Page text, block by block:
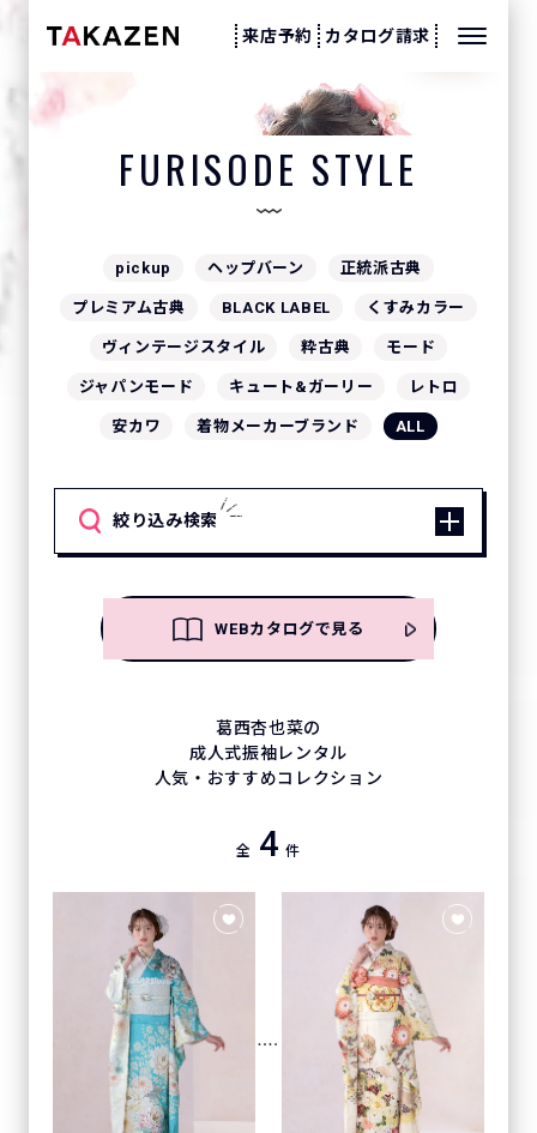
来店予約 カタログ請求
振袖スタイル
FURISODE STYLE
pickup ヘップバーン 正統派古典
プレミアム古典 BLACK LABEL くすみカラー
ヴィンテージスタイル 粋古典 モード
ジャパンモード キュート&ガーリー レトロ
安カワ 着物メーカーブランド ALL
絞り込み検索
WEBカタログで見る
葛西杏也菜の
成人式振袖レンタル
人気・おすすめコレクション
全 4 件